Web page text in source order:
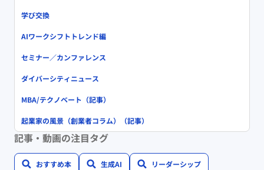
学び交換
AIワークシフトトレンド編
セミナー／カンファレンス
ダイバーシティニュース
MBA/テクノベート（記事）
起業家の風景（創業者コラム）（記事）
記事・動画の注目タグ
おすすめ本 生成AI リーダーシップ